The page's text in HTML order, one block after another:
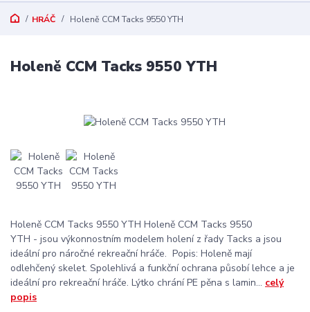
HRÁČ Holeně CCM Tacks 9550 YTH
Holeně CCM Tacks 9550 YTH
Holeně CCM Tacks 9550 YTH Holeně CCM Tacks 9550
YTH - jsou výkonnostním modelem holení z řady Tacks a jsou
ideální pro náročné rekreační hráče. Popis: Holeně mají
odlehčený skelet. Spolehlivá a funkční ochrana působí lehce a je
ideální pro rekreační hráče. Lýtko chrání PE pěna s lamin... celý
popis